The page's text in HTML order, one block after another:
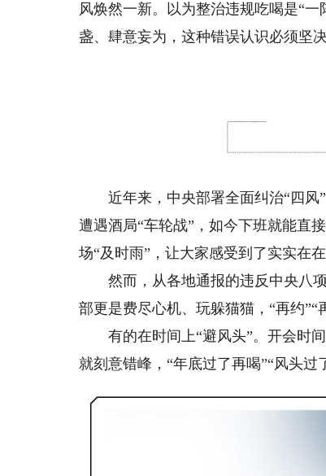
风焕然一新。以为整治违规吃喝是“
盏、肆意妄为，这种错误认识必须坚
近年来，中央部署全面纠治“四风”
遭遇酒局“车轮战”，如今下班就能直
场“及时雨”，让大家感受到了实实在在
然而，从各地通报的违反中央八项
部更是费尽心机、玩躲猫猫，“再约”“
有的在时间上“避风头”。开会时间
就刻意错峰，“年底过了再喝”“风头过